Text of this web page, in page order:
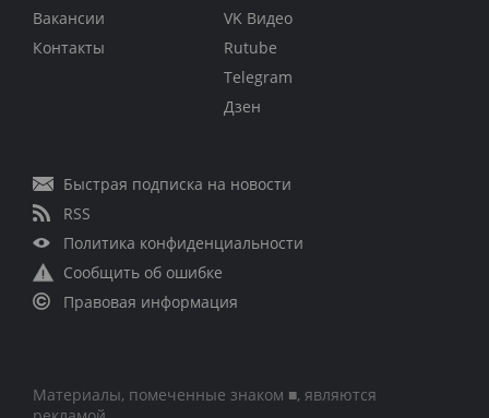
Вакансии
Контакты
VK Видео
Rutube
Telegram
Дзен
Быстрая подписка на новости
RSS
Политика конфиденциальности
Сообщить об ошибке
Правовая информация
Материалы, помеченные знаком ■, являются